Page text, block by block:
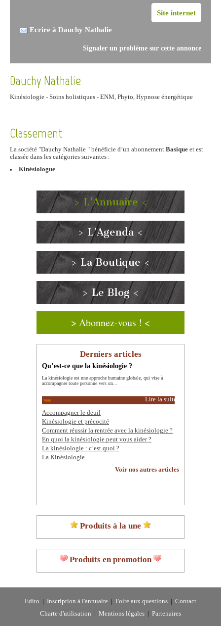
Site internet
Ecrire à Dauchy Nathalie
Signaler un problème sur cette annonce
Dauchy Nathalie
Kinésiologie - Soins holistiques - ENM, Phyto, Hypnose énergétique
Classement
La société "Dauchy Nathalie " bénéficie d’un abonnement Basique et est
classée dans les catégories suivantes :
Kinésiologue
> L’Annuaire <
> L’Agenda <
> La Boutique <
> Le Blog <
> Abonnez-vous ! <
Derniers articles
Qu’est-ce que la kinésiologie ?
La kinésiologie est une approche humaine globale, qui vise à
accompagner toute personne vers un...
Lire la suite
Accompagner le deuil
Kinésiologie et précocité
Comment réussir la rentrée avec la kinésiologie ?
En quoi la kinésiologie peut vous aider ?
La kinésiologie : c’est quoi ?
La Kinésiologie
Voir nos autres articles
Produits à la une
Produits en promotion
Edito Inscription à l'annuaire Foire aux questions
Contact
Charte d'utilisation
Mentions légales Partenaires